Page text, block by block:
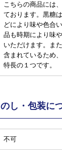
こちらの商品には
ております。黒糖
どにより味や色合
品も時期により味
いただけます。ま
含まれているため
特長の１つです。
のし・包装に
不可